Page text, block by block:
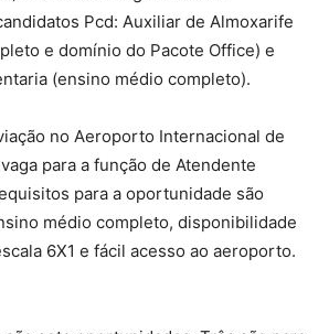
Pcd: Auxiliar de Almoxarife
e domínio do Pacote Office) e
(ensino médio completo).
no Aeroporto Internacional de
para a função de Atendente
para a oportunidade são
médio completo, disponibilidade
6X1 e fácil acesso ao aeroporto.